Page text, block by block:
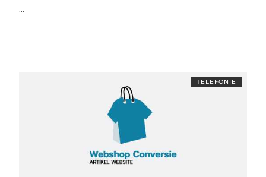
...
TELEFONIE